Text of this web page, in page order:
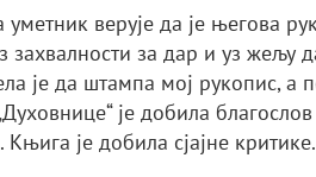
уметник верује да је
за дар и уз жељу
је да штампа мој рукопис,
је добила
је добила сјајне критике.